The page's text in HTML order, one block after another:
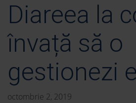
Diareea la
învață să o
gestionezi
octombrie 2, 2019